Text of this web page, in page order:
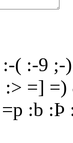
:-( :-9 ;-)
:> =] =)
=p :b :Þ